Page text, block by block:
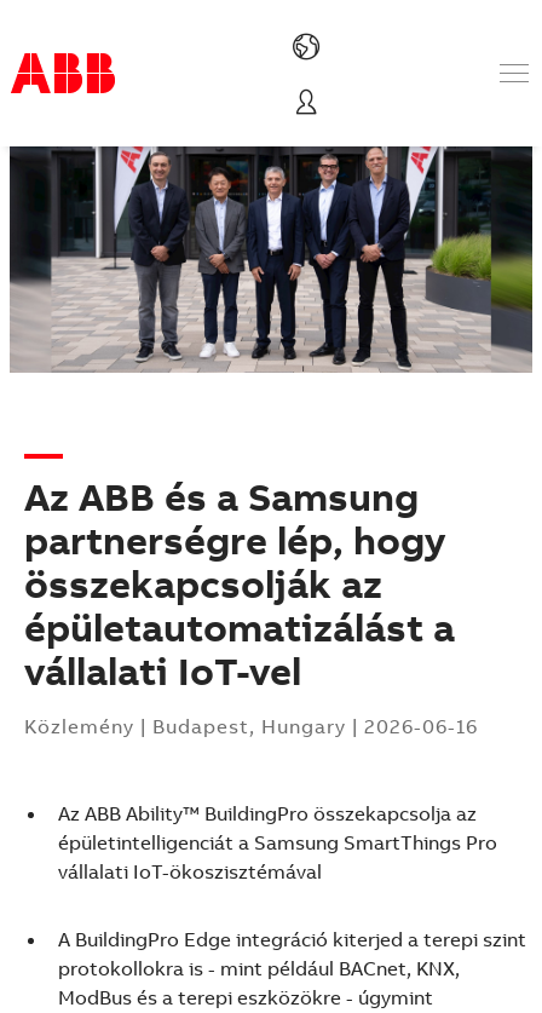
Termékek & megoldások
Iparágak
Szolgáltatások
Rólunk
Hol vásárolható meg
Kapcsolatfelvétel
Karrier
Az ABB és a Samsung
partnerségre lép, hogy
összekapcsolják az
épületautomatizálást a
vállalati IoT-vel
Közlemény | Budapest, Hungary | 2026-06-16
Az ABB Ability™ BuildingPro összekapcsolja az
épületintelligenciát a Samsung SmartThings Pro
vállalati IoT-ökoszisztémával
A BuildingPro Edge integráció kiterjed a terepi szint
protokollokra is - mint például BACnet, KNX,
ModBus és a terepi eszközökre - úgymint